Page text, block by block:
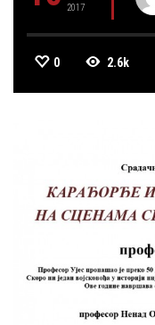
2017
0 2.6k